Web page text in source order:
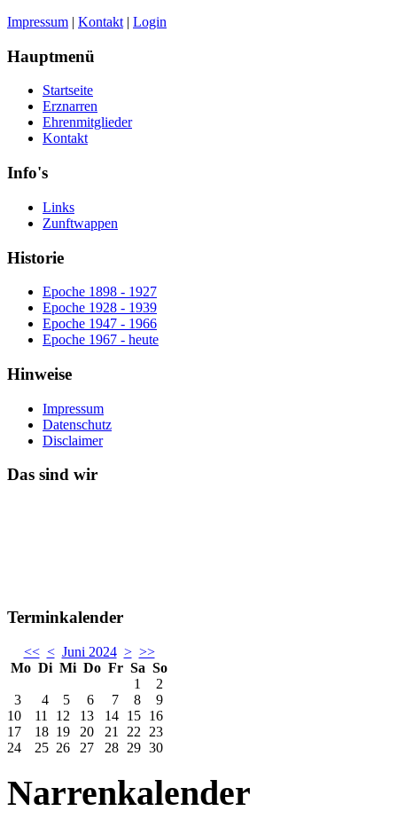
Impressum | Kontakt | Login
Hauptmenü
Startseite
Erznarren
Ehrenmitglieder
Kontakt
Info's
Links
Zunftwappen
Historie
Epoche 1898 - 1927
Epoche 1928 - 1939
Epoche 1947 - 1966
Epoche 1967 - heute
Hinweise
Impressum
Datenschutz
Disclaimer
Das sind wir
Terminkalender
<< < Juni 2024 > >>
Mo Di Mi Do Fr Sa So
1
2
3
4 5 6 7 8
9
10
11 12 13 14 15 16
17
18 19 20 21 22
23
24
25 26 27 28 29 30
Narrenkalender